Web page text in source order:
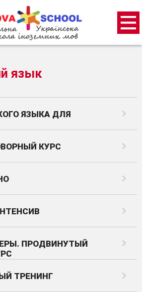
язык
ЯЗЫКА ДЛЯ
КУРС
ПРОДВИНУТЫЙ
ТРЕНИНГ